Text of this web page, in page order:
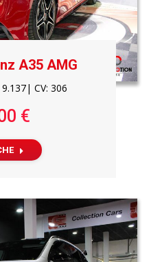
A35 AMG
CV: 306
€